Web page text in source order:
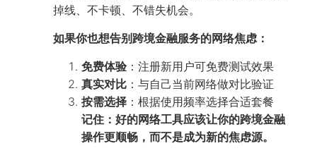
掉线、不卡顿、不错失机会。
如果你也想告别跨境金融服务的网络焦虑：
免费体验 ：注册新用户可免费测试效果
真实对比 ：与自己当前网络做对比验证
按需选择 ：根据使用频率选择合适套餐
记住：好的网络工具应该让你的跨境金融
操作更顺畅，而不是成为新的焦虑源。